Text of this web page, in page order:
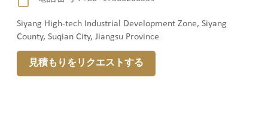
Siyang High-tech Industrial Development Zone, Siyang
County, Suqian City, Jiangsu Province
見積もりをリクエストする